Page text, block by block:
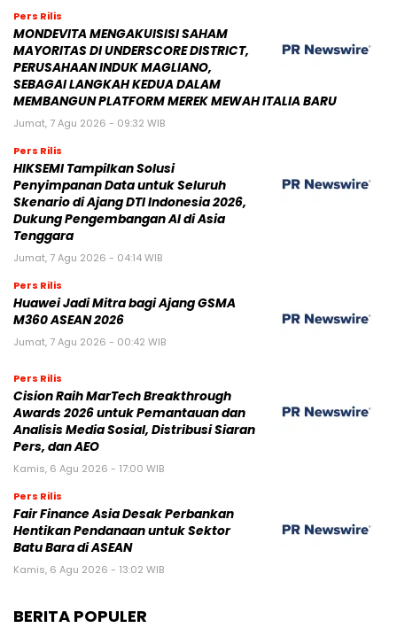
Pers Rilis
MONDEVITA MENGAKUISISI SAHAM
MAYORITAS DI UNDERSCORE DISTRICT,
PERUSAHAAN INDUK MAGLIANO,
SEBAGAI LANGKAH KEDUA DALAM
MEMBANGUN PLATFORM MEREK MEWAH ITALIA BARU
Jumat, 7 Agu 2026 - 09:32 WIB
Pers Rilis
HIKSEMI Tampilkan Solusi
Penyimpanan Data untuk Seluruh
Skenario di Ajang DTI Indonesia 2026,
Dukung Pengembangan AI di Asia
Tenggara
Jumat, 7 Agu 2026 - 04:14 WIB
Pers Rilis
Huawei Jadi Mitra bagi Ajang GSMA
M360 ASEAN 2026
Jumat, 7 Agu 2026 - 00:42 WIB
Pers Rilis
Cision Raih MarTech Breakthrough
Awards 2026 untuk Pemantauan dan
Analisis Media Sosial, Distribusi Siaran
Pers, dan AEO
Kamis, 6 Agu 2026 - 17:00 WIB
Pers Rilis
Fair Finance Asia Desak Perbankan
Hentikan Pendanaan untuk Sektor
Batu Bara di ASEAN
Kamis, 6 Agu 2026 - 13:02 WIB
BERITA POPULER